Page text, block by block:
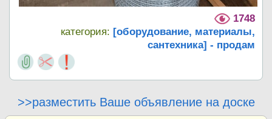
1748
категория: [оборудование, материалы,
сантехника] - продам
>>разместить Ваше объявление на доске